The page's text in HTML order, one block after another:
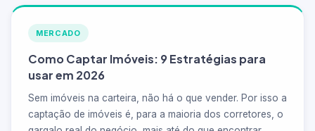
MERCADO
Como Captar Imóveis: 9 Estratégias para
usar em 2026
Sem imóveis na carteira, não há o que vender. Por isso a
captação de imóveis é, para a maioria dos corretores, o